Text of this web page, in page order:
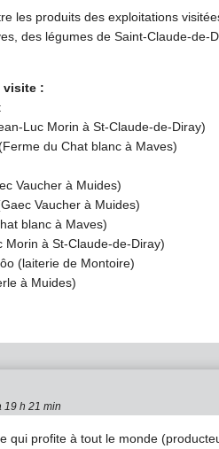
les produits des exploitations
des légumes de Saint-Claude-de-
visite :
Luc Morin à St-Claude-de-Diray)
du Chat blanc à Maves)
Vaucher à Muides)
Vaucher à Muides)
blanc à Maves)
Morin à St-Claude-de-Diray)
(laiterie de Montoire)
à Muides)
19 h 21 min
qui profite à tout le monde